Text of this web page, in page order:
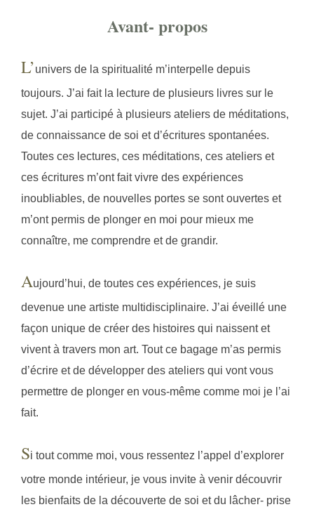
Avant- propos
L’univers de la spiritualité m’interpelle depuis
toujours. J’ai fait la lecture de plusieurs livres sur le
sujet. J’ai participé à plusieurs ateliers de méditations,
de connaissance de soi et d’écritures spontanées.
Toutes ces lectures, ces méditations, ces ateliers et
ces écritures m’ont fait vivre des expériences
inoubliables, de nouvelles portes se sont ouvertes et
m’ont permis de plonger en moi pour mieux me
connaître, me comprendre et de grandir.
Aujourd’hui, de toutes ces expériences, je suis
devenue une artiste multidisciplinaire. J’ai éveillé une
façon unique de créer des histoires qui naissent et
vivent à travers mon art. Tout ce bagage m’as permis
d’écrire et de développer des ateliers qui vont vous
permettre de plonger en vous-même comme moi je l’ai
fait.
Si tout comme moi, vous ressentez l’appel d’explorer
votre monde intérieur, je vous invite à venir découvrir
les bienfaits de la découverte de soi et du lâcher- prise